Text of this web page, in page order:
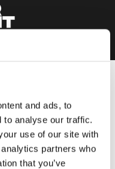
and ads, to
to analyse our traffic.
use of our site with
partners who
that you’ve